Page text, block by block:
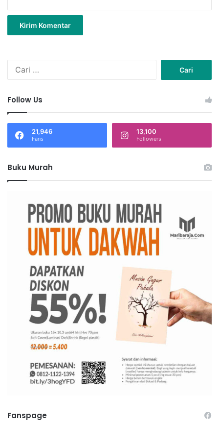
u
k
Follow Us
21,946
Fans
13,100
Followers
Buku Murah
Fanspage